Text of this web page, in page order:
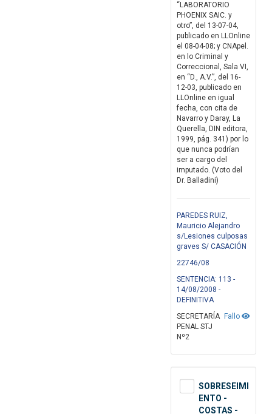
“LABORATORIO
PHOENIX SAIC. y
otro”, del 13-07-04,
publicado en LLOnline
el 08-04-08; y CNApel.
en lo Criminal y
Correccional, Sala VI,
en “D., A.V.”, del 16-
12-03, publicado en
LLOnline en igual
fecha, con cita de
Navarro y Daray, La
Querella, DIN editora,
1999, pág. 341) por lo
que nunca podrían
ser a cargo del
imputado. (Voto del
Dr. Balladini)
PAREDES RUIZ,
Mauricio Alejandro
s/Lesiones culposas
graves S/ CASACIÓN
22746/08
SENTENCIA: 113 -
14/08/2008 -
DEFINITIVA
Fallo
SECRETARÍA
PENAL STJ
Nº2
SOBRESEIMI
ENTO -
COSTAS -